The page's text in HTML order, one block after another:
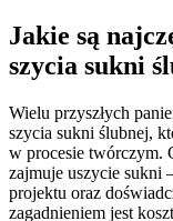
Jakie są
szycia sukni
Wielu przyszłych
szycia sukni ślubnej,
w procesie twórczym.
zajmuje uszycie sukni
projektu oraz
zagadnieniem jest